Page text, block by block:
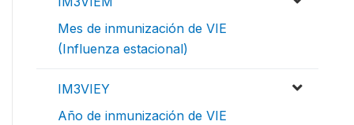
Mes de inmunización de VIE
(Influenza estacional)
IM3VIEY
Año de inmunización de VIE